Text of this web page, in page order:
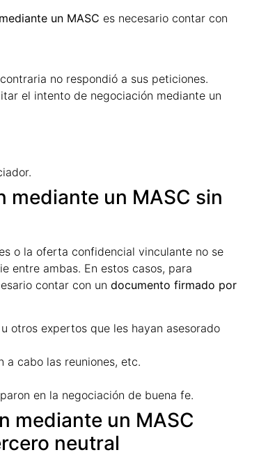
un MASC es necesario contar con
no respondió a sus peticiones.
el intento de negociación mediante un
mediante un MASC sin
o la oferta confidencial vinculante no se
entre ambas. En estos casos, para
contar con un documento firmado por
otros expertos que les hayan asesorado
a cabo las reuniones, etc.
en la negociación de buena fe.
mediante un MASC
neutral